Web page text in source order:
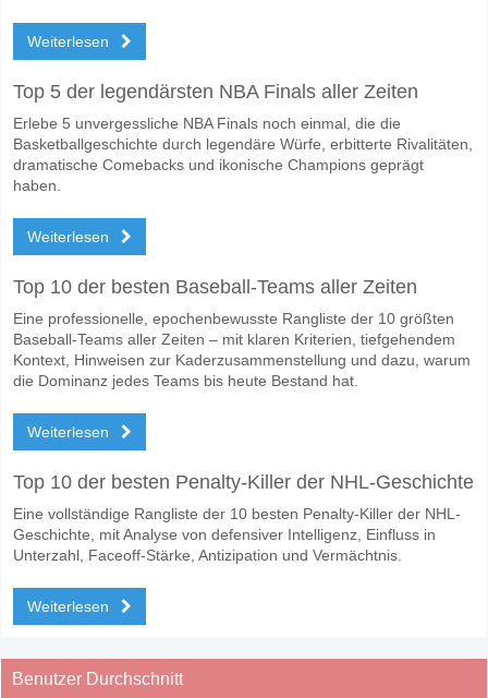
Weiterlesen
Top 5 der legendärsten NBA Finals aller Zeiten
Erlebe 5 unvergessliche NBA Finals noch einmal, die die
Basketballgeschichte durch legendäre Würfe, erbitterte Rivalitäten,
dramatische Comebacks und ikonische Champions geprägt
haben.
Weiterlesen
Top 10 der besten Baseball-Teams aller Zeiten
Eine professionelle, epochenbewusste Rangliste der 10 größten
Baseball-Teams aller Zeiten – mit klaren Kriterien, tiefgehendem
Kontext, Hinweisen zur Kaderzusammenstellung und dazu, warum
die Dominanz jedes Teams bis heute Bestand hat.
Weiterlesen
Top 10 der besten Penalty-Killer der NHL-Geschichte
Eine vollständige Rangliste der 10 besten Penalty-Killer der NHL-
Geschichte, mit Analyse von defensiver Intelligenz, Einfluss in
Unterzahl, Faceoff-Stärke, Antizipation und Vermächtnis.
Weiterlesen
Benutzer Durchschnitt